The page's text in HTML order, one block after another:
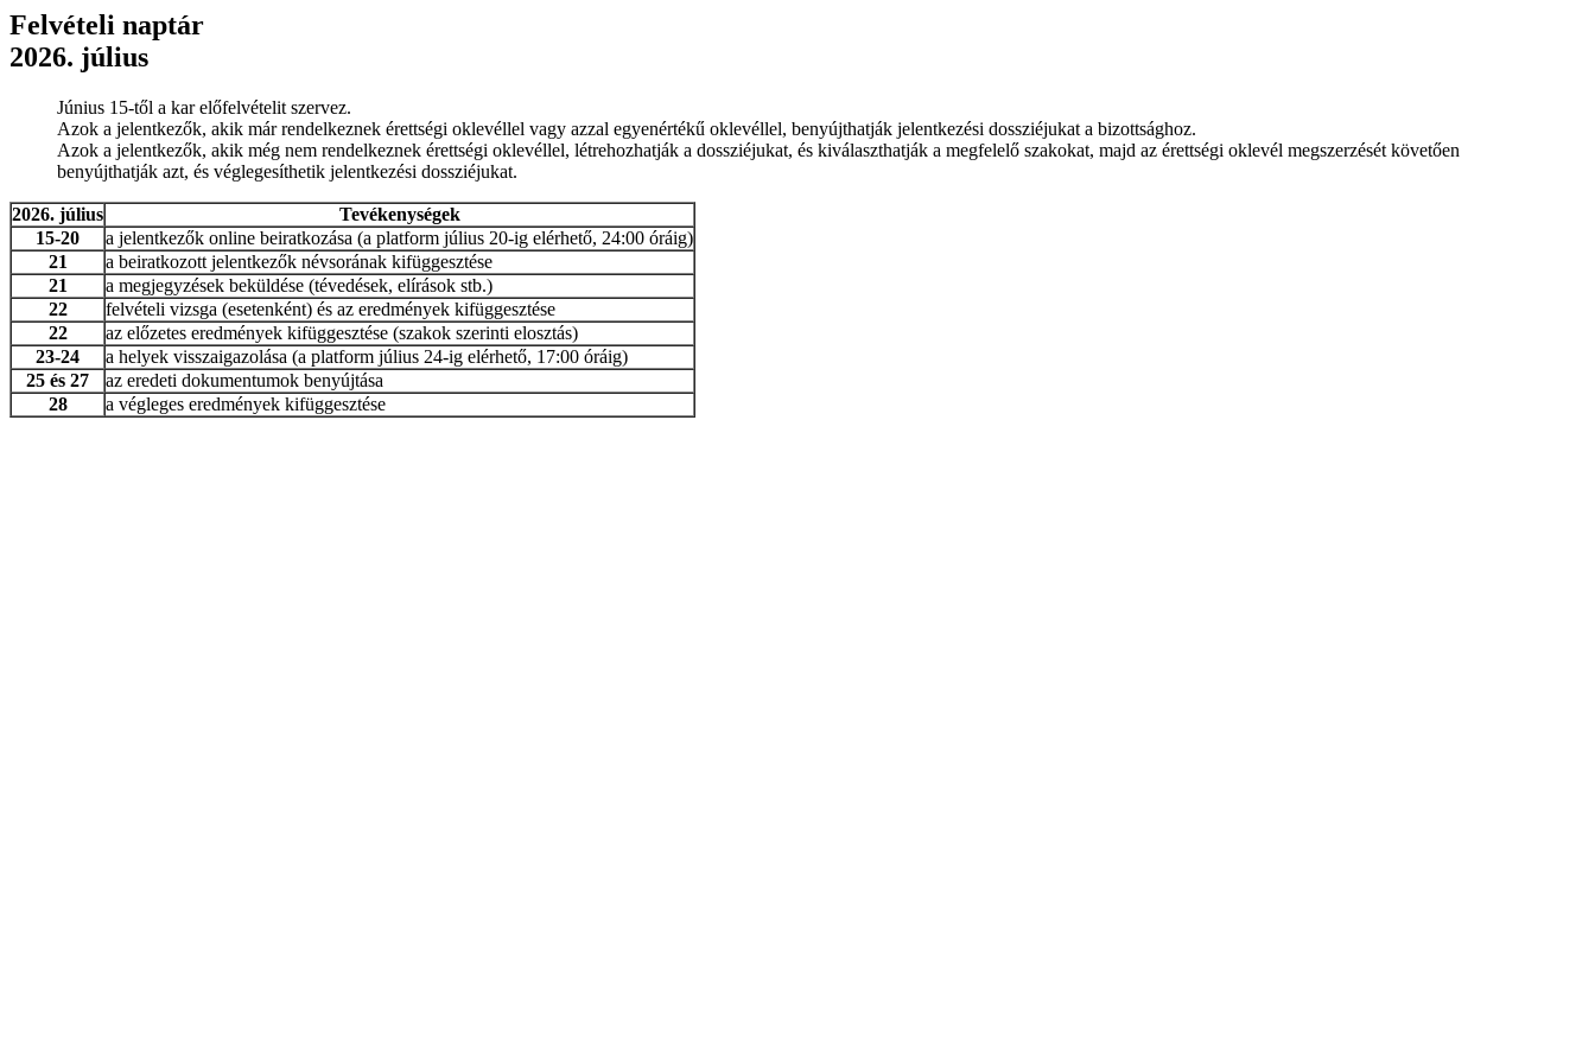
Felvételi naptár
2026. július
Június 15-től a kar előfelvételit szervez.
Azok a jelentkezők, akik már rendelkeznek érettségi oklevéllel vagy azzal egyenértékű oklevéllel, benyújthatják jelentkezési dossziéjukat a bizottsághoz.
Azok a jelentkezők, akik még nem rendelkeznek érettségi oklevéllel, létrehozhatják a dossziéjukat, és kiválaszthatják a megfelelő szakokat, majd az érettségi oklevél megszerzését követően
benyújthatják azt, és véglegesíthetik jelentkezési dossziéjukat.
2026. július
Tevékenységek
15-20
a jelentkezők online beiratkozása (a platform július 20-ig elérhető, 24:00 óráig)
21
a beiratkozott jelentkezők névsorának kifüggesztése
21
a megjegyzések beküldése (tévedések, elírások stb.)
22
felvételi vizsga (esetenként) és az eredmények kifüggesztése
22
az előzetes eredmények kifüggesztése (szakok szerinti elosztás)
23-24
a helyek visszaigazolása (a platform július 24-ig elérhető, 17:00 óráig)
25 és 27
az eredeti dokumentumok benyújtása
28
a végleges eredmények kifüggesztése